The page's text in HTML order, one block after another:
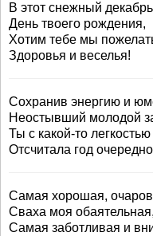
В этот снежный
День твоего рождения,
Хотим тебе мы
Здоровья и веселья!
Сохранив энергию и
Неостывший молодой
Ты с какой-то
Отсчитала год
Самая хорошая,
Сваха моя обаятельная,
Самая заботливая и